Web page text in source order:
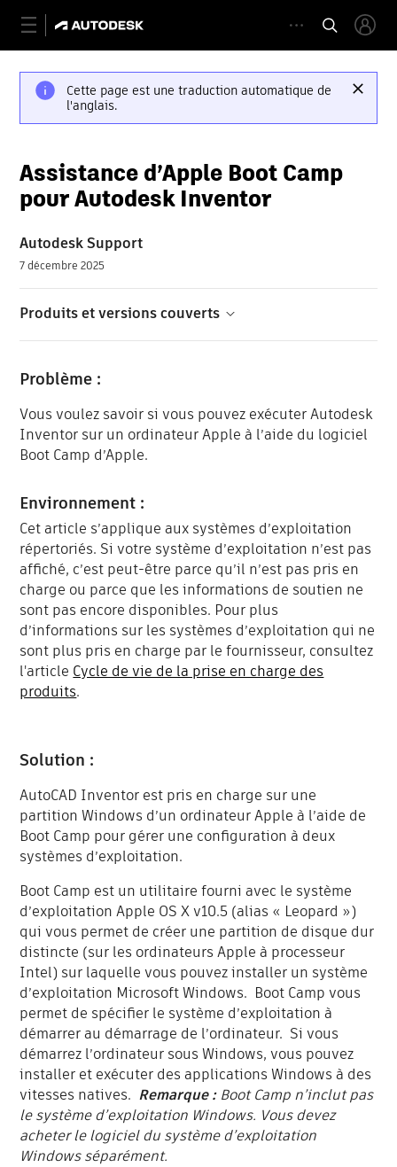
Cette page est une traduction automatique de
l'anglais.
Assistance d’Apple Boot Camp
pour Autodesk Inventor
Autodesk Support
7 décembre 2025
Produits et versions couverts
Problème :
Vous voulez savoir si vous pouvez exécuter Autodesk
Inventor sur un ordinateur Apple à l’aide du logiciel
Boot Camp d’Apple.
Environnement :
Cet article s’applique aux systèmes d’exploitation
répertoriés. Si votre système d’exploitation n’est pas
affiché, c’est peut-être parce qu’il n’est pas pris en
charge ou parce que les informations de soutien ne
sont pas encore disponibles. Pour plus
d’informations sur les systèmes d’exploitation qui ne
sont plus pris en charge par le fournisseur, consultez
l'article Cycle de vie de la prise en charge des
produits.
Solution :
AutoCAD Inventor est pris en charge sur une
partition Windows d’un ordinateur Apple à l’aide de
Boot Camp pour gérer une configuration à deux
systèmes d’exploitation.
Boot Camp est un utilitaire fourni avec le système
d’exploitation Apple OS X v10.5 (alias « Leopard »)
qui vous permet de créer une partition de disque dur
distincte (sur les ordinateurs Apple à processeur
Intel) sur laquelle vous pouvez installer un système
d’exploitation Microsoft Windows. Boot Camp vous
permet de spécifier le système d’exploitation à
démarrer au démarrage de l’ordinateur. Si vous
démarrez l’ordinateur sous Windows, vous pouvez
installer et exécuter des applications Windows à des
vitesses natives. Remarque :Boot Camp n’inclut pas
le système d’exploitation Windows. Vous devez
acheter le logiciel du système d’exploitation
Windows séparément.